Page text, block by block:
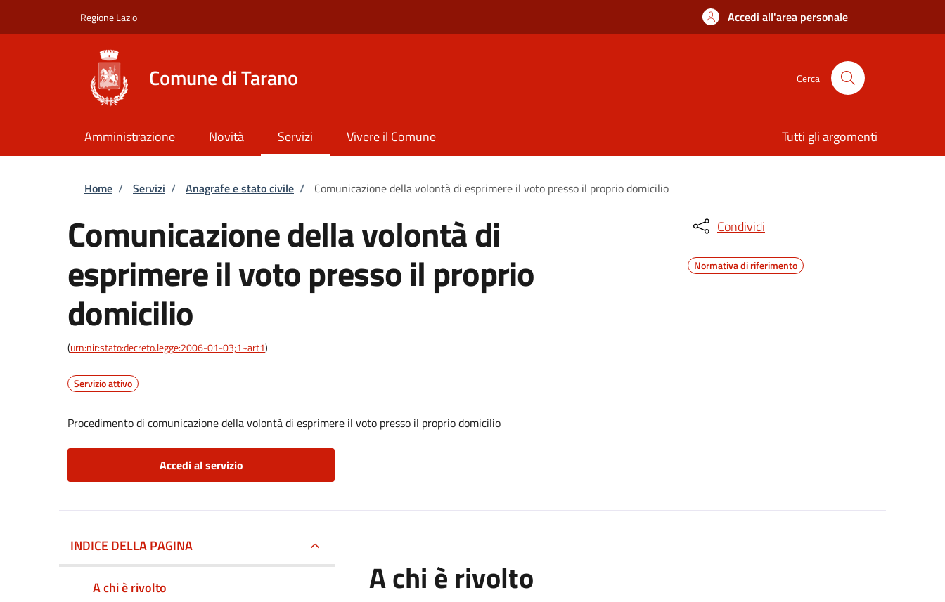
Regione Lazio Accedi all'area personale
Comune di Tarano Cerca
Amministrazione Novità Servizi Vivere il Comune Tutti gli argomenti
Briciole di pane
Home / Servizi / Anagrafe e stato civile / Comunicazione della volontà di esprimere il voto presso il proprio domicilio
Comunicazione della volontà di
esprimere il voto presso il proprio
domicilio
(urn:nir:stato:decreto.legge:2006-01-03;1~art1)
Servizio attivo
Procedimento di comunicazione della volontà di esprimere il voto presso il proprio domicilio
Accedi al servizio
Condividi
Normativa di riferimento
INDICE DELLA PAGINA
A chi è rivolto
A chi è rivolto